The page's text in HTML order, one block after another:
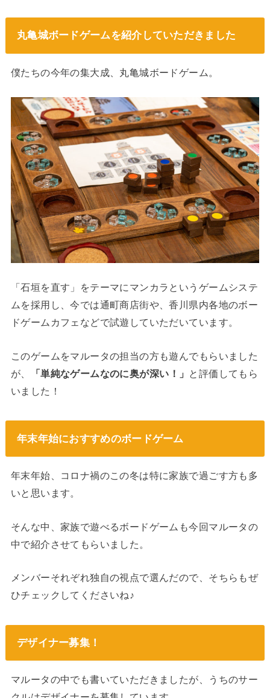
丸亀城ボードゲームを紹介していただきました
僕たちの今年の集大成、丸亀城ボードゲーム。
「石垣を直す」をテーマにマンカラというゲームシステ
ムを採用し、今では通町商店街や、香川県内各地のボー
ドゲームカフェなどで試遊していただいています。
このゲームをマルータの担当の方も遊んでもらいました
が、
「単純なゲームなのに奥が深い！」 と評価してもら
いました！
年末年始におすすめのボードゲーム
年末年始、コロナ禍のこの冬は特に家族で過ごす方も多
いと思います。
そんな中、家族で遊べるボードゲームも今回マルータの
中で紹介させてもらいました。
メンバーそれぞれ独自の視点で選んだので、そちらもぜ
ひチェックしてくださいね♪
デザイナー募集！
マルータの中でも書いていただきましたが、うちのサー